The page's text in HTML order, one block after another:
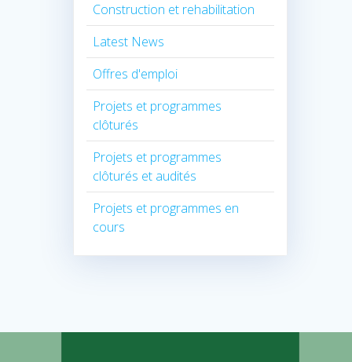
Construction et rehabilitation
Latest News
Offres d'emploi
Projets et programmes
clôturés
Projets et programmes
clôturés et audités
Projets et programmes en
cours